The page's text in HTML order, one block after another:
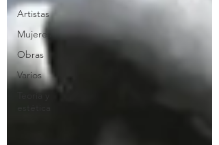
Artistas
Mujeres
Obras
Varios